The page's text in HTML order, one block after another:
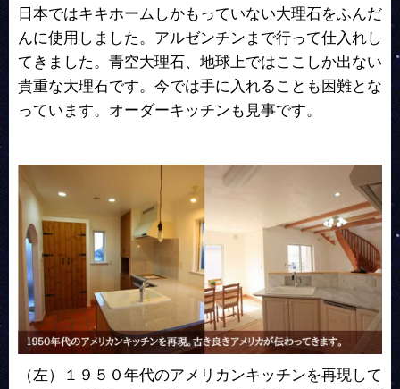
日本ではキキホームしかもっていない大理石をふんだ
んに使用しました。アルゼンチンまで行って仕入れし
てきました。青空大理石、地球上ではここしか出ない
貴重な大理石です。今では手に入れることも困難とな
っています。オーダーキッチンも見事です。
（左）１９５０年代のアメリカンキッチンを再現して